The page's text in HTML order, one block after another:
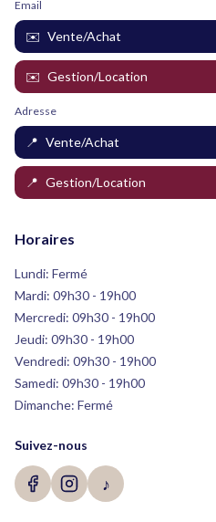
Email
✉️ Vente/Achat
✉️ Gestion/Location
Adresse
📍 Vente/Achat
📍 Gestion/Location
Horaires
Lundi: Fermé
Mardi: 09h30 - 19h00
Mercredi: 09h30 - 19h00
Jeudi: 09h30 - 19h00
Vendredi: 09h30 - 19h00
Samedi: 09h30 - 19h00
Dimanche: Fermé
Suivez-nous
♪